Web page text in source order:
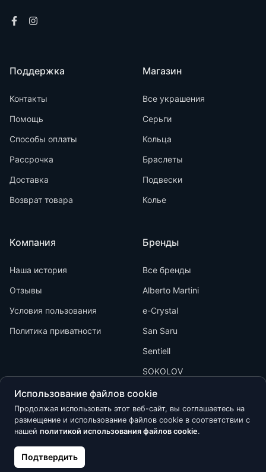
Поддержка
Контакты
Помощь
Способы оплаты
Рассрочка
Доставка
Возврат товара
Компания
Наша история
Отзывы
Условия пользования
Политика приватности
Магазин
Все украшения
Серьги
Кольца
Браслеты
Подвески
Колье
Бренды
Все бренды
Alberto Martini
e-Crystal
San Saru
Sentiell
SOKOLOV
Kõik õigused kaitstud © 2026 Calypso
Использование файлов cookie
Продолжая использовать этот веб-сайт, вы соглашаетесь на
размещение и использование файлов cookie в соответствии с
нашей политикой использования файлов cookie.
Подтвердить